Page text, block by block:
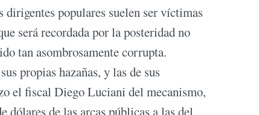
populares suelen ser víctimas
será recordada por la posteridad no
tan asombrosamente corrupta.
propias hazañas, y las de sus
el fiscal Diego Luciani del mecanismo,